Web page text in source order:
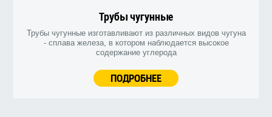
Трубы чугунные
Трубы чугунные изготавливают из различных видов чугуна
- сплава железа, в котором наблюдается высокое
содержание углерода
ПОДРОБНЕЕ